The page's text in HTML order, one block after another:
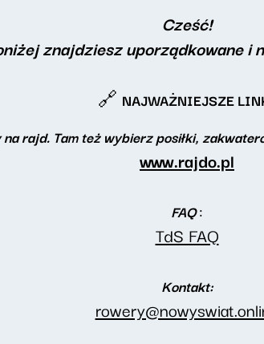
Cześć!
znajdziesz uporządkowane
🔗 NAJWAŻNIEJSZE
rajd. Tam też wybierz posiłki,
www.rajdo.pl
FAQ:
TdS FAQ
Kontakt: